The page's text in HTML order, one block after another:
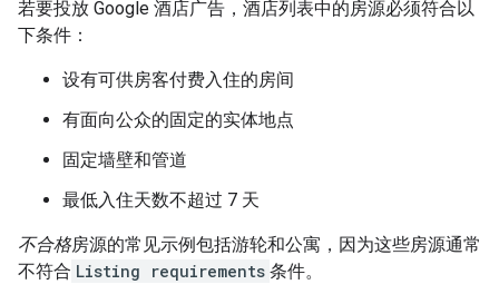
若要投放 Google 酒店广告，酒店列表中的房源必须符合以
下条件：
设有可供房客付费入住的房间
有面向公众的固定的实体地点
固定墙壁和管道
最低入住天数不超过 7 天
不合格房源的常见示例包括游轮和公寓，因为这些房源通常
不符合 Listing requirements 条件。